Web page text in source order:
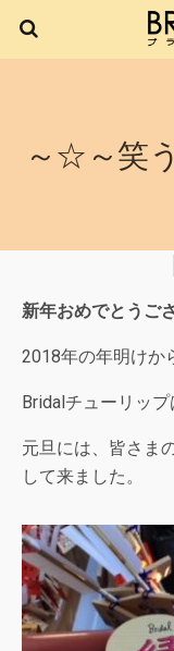
～☆～笑
新年おめでとうご
2018年の年明けか
Bridalチューリッ
元旦には、皆さま
して来ました。